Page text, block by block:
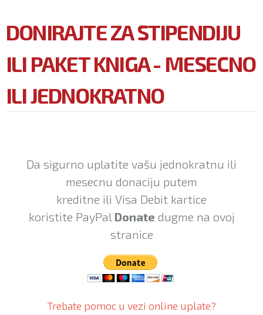
DONIRAJTE ZA STIPENDIJU
ILI PAKET KNIGA - MESECNO
ILI JEDNOKRATNO
Da sigurno uplatite vašu jednokratnu ili
mesecnu donaciju putem
kreditne ili Visa Debit kartice
koristite PayPal Donate dugme na ovoj
stranice
Trebate pomoc u vezi online uplate?